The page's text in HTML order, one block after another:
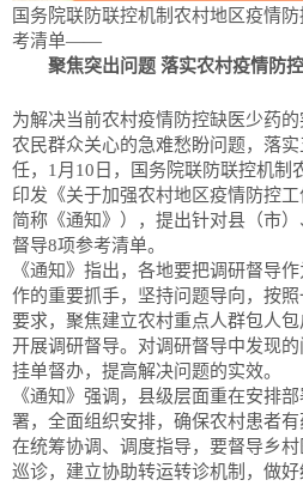
国务院联防联控机制农村地区疫情
考清单——
聚焦突出问题 落实农村疫情防
为解决当前农村疫情防控缺医少药
农民群众关心的急难愁盼问题，落
任，1月10日，国务院联防联控机制
印发《关于加强农村地区疫情防控
简称《通知》），提出针对县（市
督导8项参考清单。
《通知》指出，各地要把调研督导
作的重要抓手，坚持问题导向，按
要求，聚焦建立农村重点人群包人包
开展调研督导。对调研督导中发现的
挂单督办，提高解决问题的实效。
《通知》强调，县级层面重在安排
署，全面组织安排，确保农村患者
在统筹协调、调度指导，要督导乡村
巡诊，建立协助转运转诊机制，做